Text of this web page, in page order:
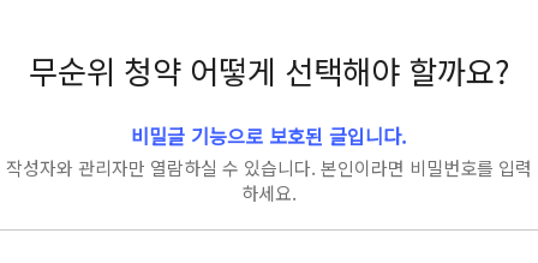
무순위 청약 어떻게 선택해야 할까요?
비밀글 기능으로 보호된 글입니다.
작성자와 관리자만 열람하실 수 있습니다. 본인이라면 비밀번호를 입력
하세요.